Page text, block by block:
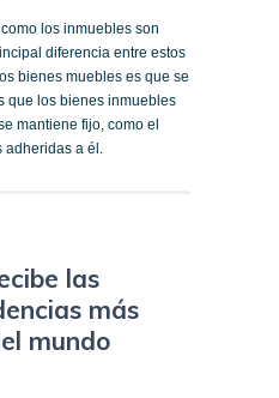
los inmuebles son
diferencia entre estos
bienes muebles es que se
que los bienes inmuebles
mantiene fijo, como el
adheridas a él.